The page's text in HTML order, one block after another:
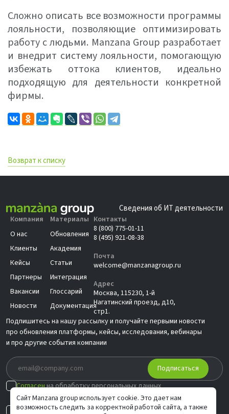
Сайт Manzana group использует cookie. Это дает нам
возможность следить за корректной работой сайта, а также
Сложно описать все возможности программы
лояльности, позволяющие оптимизировать
работу с людьми. Manzana Group разработает
и внедрит систему лояльности, помогающую
избежать оттока клиентов, идеально
подходящую для деятельности конкретной
фирмы.
Возврат к списку
Сведения об ИТ деятельности
Компания
О нас
Клиенты
Кейсы
Партнеры
Вакансии
Новости
Материалы
Обновления
Академия
Статьи
Интеграция
Глоссарий
Документация
Контакты
8 (800) 775-01-11
8 (495) 921-08-38
Почта
welcome@manzanagroup.ru
Адрес
Москва, 115230, 1-й
Нагатинский проезд, д10,
стр1.
Подпишитесь на нашу рассылку и получайте первыми новости
про обновления платформы, кейсы, исследования, вебинары
и про другие события компании
Подписаться
Согласенна обработку персональных данных
в соответствии сПолитикой
Согласен наиндивидуальные предложения